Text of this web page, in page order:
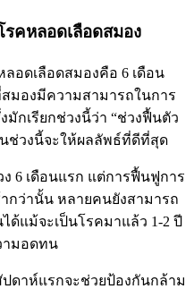
รคหลอดเลือดสมอง
ลอดเลือดสมองคือ 6 เดือน
สมองมีความสามารถในการ
กเรียกช่วงนี้ว่า “ช่วงฟื้นตัว
นช่วงนี้จะให้ผลลัพธ์ที่ดีที่สุด
6 เดือนแรก แต่การฟื้นฟูการ
กว่านั้น หลายคนยังสามารถ
ด้แม้จะเป็นโรคมาแล้ว 1-2 ปี
ามอดทน
ดาห์แรกจะช่วยป้องกันกล้าม